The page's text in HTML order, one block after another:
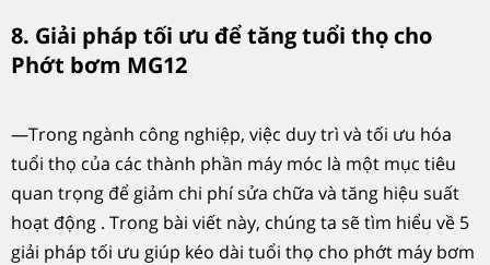
8. Giải pháp tối ưu để tăng tuổi thọ cho
Phớt bơm MG12
—Trong ngành công nghiệp, việc duy trì và tối ưu hóa
tuổi thọ của các thành phần máy móc là một mục tiêu
quan trọng để giảm chi phí sửa chữa và tăng hiệu suất
hoạt động . Trong bài viết này, chúng ta sẽ tìm hiểu về 5
giải pháp tối ưu giúp kéo dài tuổi thọ cho phớt máy bơm